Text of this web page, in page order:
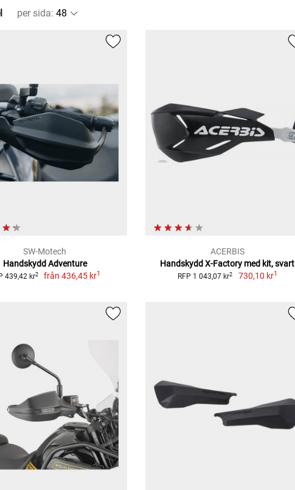
per sida:
SW-Motech
Handskydd Adventure
439,42 kr2 från436,45 kr1
ACERBIS
Handskydd X-Factory med kit, svart
RFP 1 043,07 kr2 730,10 kr1